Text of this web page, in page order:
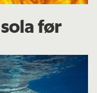
før